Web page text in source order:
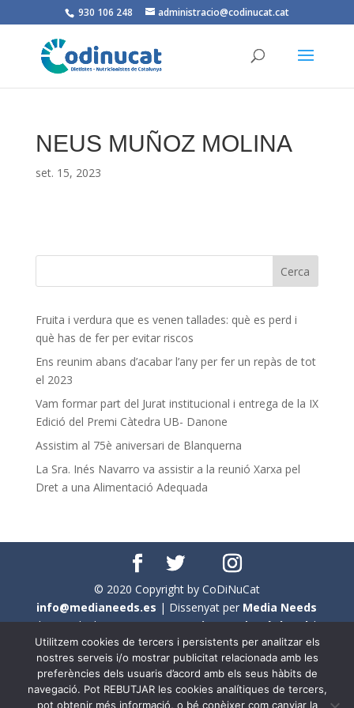
930 106 248 administracio@codinucat.cat
NEUS MUÑOZ MOLINA
set. 15, 2023
Fruita i verdura que es venen tallades: què es perd i
què has de fer per evitar riscos
Ens reunim abans d’acabar l’any per fer un repàs de tot
el 2023
Vam formar part del Jurat institucional i entrega de la IX
Edició del Premi Càtedra UB- Danone
Assistim al 75è aniversari de Blanquerna
La Sra. Inés Navarro va assistir a la reunió Xarxa pel
Dret a una Alimentació Adequada
© 2020 Copyright by CoDiNuCat
info@medianeeds.es | Dissenyat per Media Needs
| Tots els drets reservats aCoDiNuCat |Avís legal|
Avís per cookies
En aquest web s'ha tingut en compte l'ús no sexista del
llenguatge. No obstant això, i a causa de la seva
Utilitzem cookies de tercers i persistents per analitzar els
nostres serveis i/o mostrar publicitat relacionada amb les
preferències dels usuaris d’acord amb els seus hàbits de
navegació. Pot REBUTJAR les cookies analítiques de tercers,
pot obtenir més informació, o bé conèixer com canviar la